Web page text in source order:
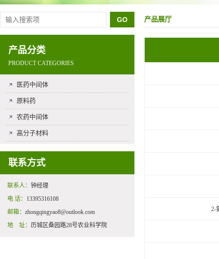
产品分类
PRODUCT CATEGORIES
医药中间体
原料药
农药中间体
高分子材料
联系方式
联系人： 钟经理
电 话： 13395316108
邮箱： zhongqingyao8@outlook.com
地 址： 历城区桑园路28号农业科学院
产品展厅
2-